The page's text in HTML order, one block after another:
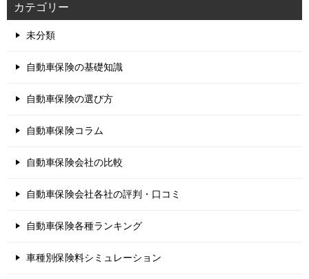
カテゴリー
未分類
自動車保険の基礎知識
自動車保険の選び方
自動車保険コラム
自動車保険会社の比較
自動車保険会社各社の評判・口コミ
自動車保険各種ランキング
車種別保険料シミュレーション